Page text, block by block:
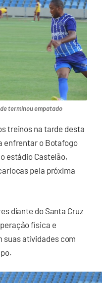
terminou empatado
treinos na tarde desta
enfrentar o Botafogo
estádio Castelão,
pela próxima
diante do Santa Cruz
física e
suas atividades com